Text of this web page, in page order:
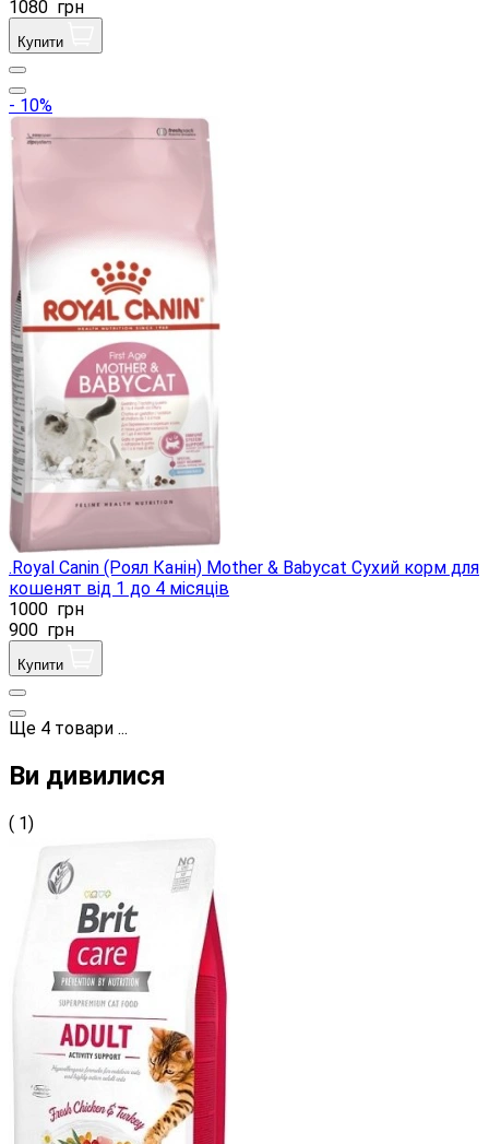
1080 грн
Купити
- 10%
.Royal Canin (Роял Канін) Mother & Babycat Сухий корм для
кошенят від 1 до 4 місяців
1000 грн
900 грн
Купити
Ще 4 товари ...
Ви дивилися
( 1)